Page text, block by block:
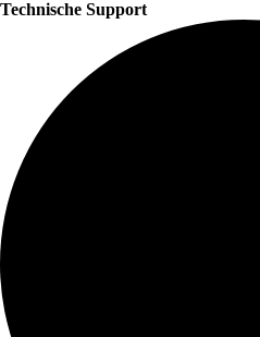
Technische Support